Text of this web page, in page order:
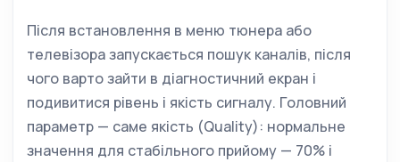
Після встановлення в меню тюнера або
телевізора запускається пошук каналів, після
чого варто зайти в діагностичний екран і
подивитися рівень і якість сигналу. Головний
параметр — саме якість (Quality): нормальне
значення для стабільного прийому — 70% і